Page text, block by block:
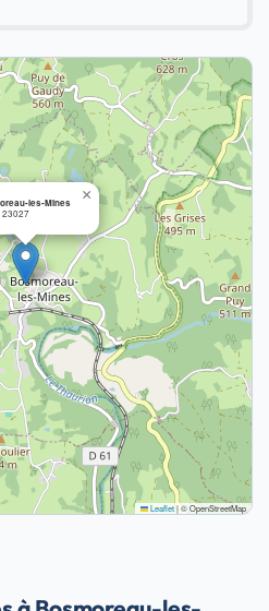
les-Mines
23027
×
Leaflet|© OpenStreetMap